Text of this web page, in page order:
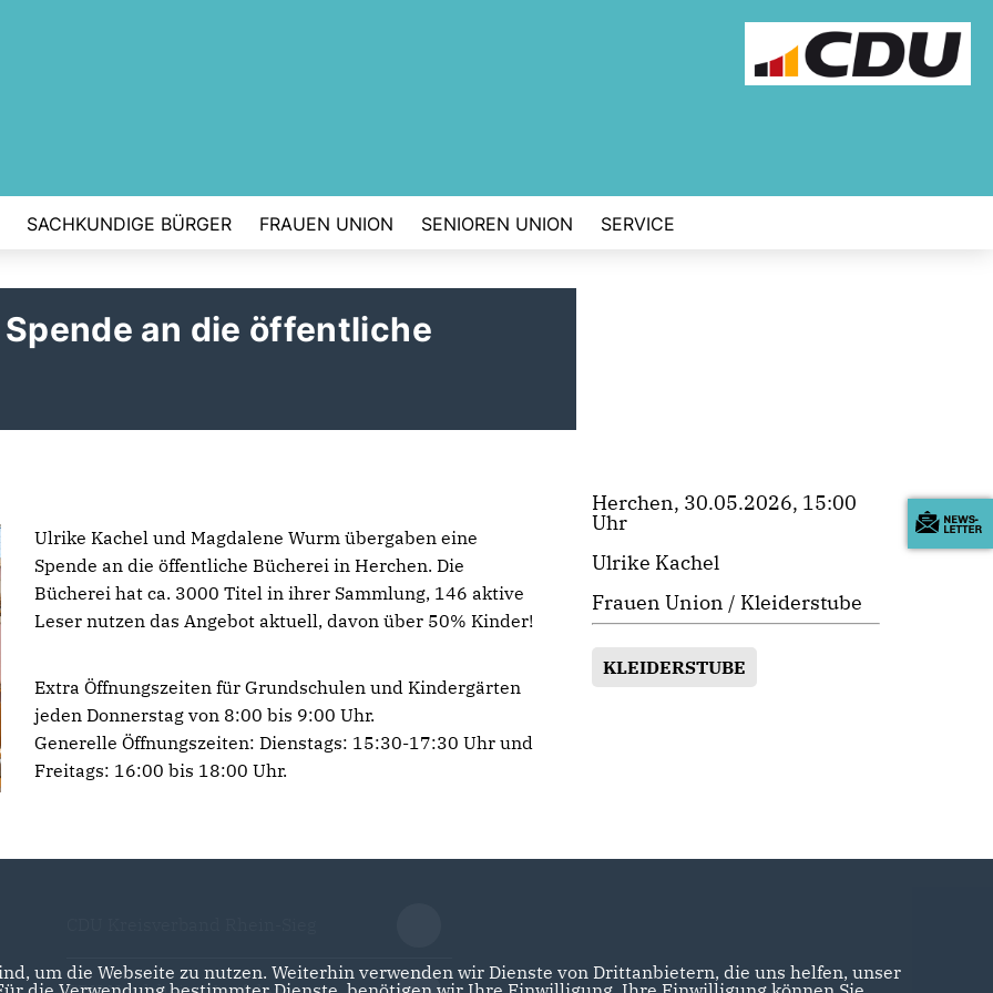
SACHKUNDIGE BÜRGER FRAUEN UNION SENIOREN UNION SERVICE
an die öffentliche
Ulrike Kachel und Magdalene Wurm übergaben eine
Spende an die öffentliche Bücherei in Herchen. Die
Bücherei hat ca. 3000 Titel in ihrer Sammlung, 146 aktive
Leser nutzen das Angebot aktuell, davon über 50% Kinder!
Extra Öffnungszeiten für Grundschulen und Kindergärten
jeden Donnerstag von 8:00 bis 9:00 Uhr.
Generelle Öffnungszeiten: Dienstags: 15:30-17:30 Uhr und
Freitags: 16:00 bis 18:00 Uhr.
Herchen, 30.05.2026, 15:00
Uhr
Ulrike Kachel
Frauen Union / Kleiderstube
KLEIDERSTUBE
um die Webseite zu nutzen. Weiterhin verwenden wir Dienste von Drittanbietern, die uns helfen, unser